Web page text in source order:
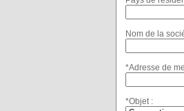
Nom de la
*Adresse de
*Objet :